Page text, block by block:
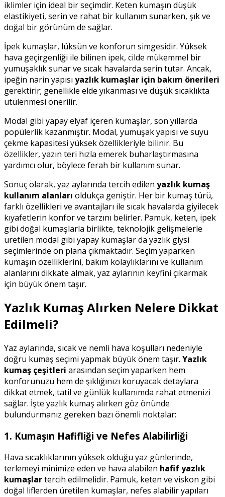
iklimler için ideal bir seçimdir. Keten kumaşın düşük
elastikiyeti, serin ve rahat bir kullanım sunarken, şık ve
doğal bir görünüm de sağlar.
İpek kumaşlar, lüksün ve konforun simgesidir. Yüksek
hava geçirgenliği ile bilinen ipek, cilde mükemmel bir
yumuşaklık sunar ve sıcak havalarda serin tutar. Ancak,
ipeğin narin yapısı yazlık kumaşlar için bakım önerileri
gerektirir; genellikle elde yıkanması ve düşük sıcaklıkta
ütülenmesi önerilir.
Modal gibi yapay elyaf içeren kumaşlar, son yıllarda
popülerlik kazanmıştır. Modal, yumuşak yapısı ve suyu
çekme kapasitesi yüksek özellikleriyle bilinir. Bu
özellikler, yazın teri hızla emerek buharlaştırmasına
yardımcı olur, böylece ferah bir kullanım sunar.
Sonuç olarak, yaz aylarında tercih edilen yazlık kumaş
kullanım alanları oldukça geniştir. Her bir kumaş türü,
farklı özellikleri ve avantajları ile sıcak havalarda giyilecek
kıyafetlerin konfor ve tarzını belirler. Pamuk, keten, ipek
gibi doğal kumaşlarla birlikte, teknolojik gelişmelerle
üretilen modal gibi yapay kumaşlar da yazlık giysi
seçimlerinde ön plana çıkmaktadır. Seçim yaparken
kumaşın özelliklerini, bakım kolaylıklarını ve kullanım
alanlarını dikkate almak, yaz aylarının keyfini çıkarmak
için büyük önem taşır.
Yazlık Kumaş Alırken Nelere Dikkat
Edilmeli?
Yaz aylarında, sıcak ve nemli hava koşulları nedeniyle
doğru kumaş seçimi yapmak büyük önem taşır. Yazlık
kumaş çeşitleri arasından seçim yaparken hem
konforunuzu hem de şıklığınızı koruyacak detaylara
dikkat etmek, tatil ve günlük kullanımda rahat etmenizi
sağlar. İşte yazlık kumaş alırken göz önünde
bulundurmanız gereken bazı önemli noktalar:
1. Kumaşın Hafifliği ve Nefes Alabilirliği
Hava sıcaklıklarının yüksek olduğu yaz günlerinde,
terlemeyi minimize eden ve hava alabilen hafif yazlık
kumaşlartercih edilmelidir. Pamuk, keten ve viskon gibi
doğal liflerden üretilen kumaşlar, nefes alabilir yapıları